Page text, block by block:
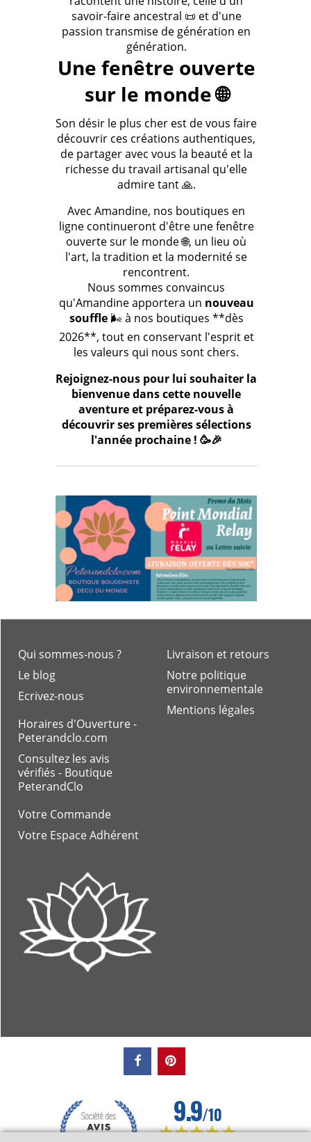
savoir-faire ancestral 📜 et d'une
passion transmise de génération en
génération.
Une fenêtre ouverte
sur le monde 🌐
Son désir le plus cher est de vous faire
découvrir ces créations authentiques,
de partager avec vous la beauté et la
richesse du travail artisanal qu'elle
admire tant 🙏.
Avec Amandine, nos boutiques en
ligne continueront d'être une fenêtre
ouverte sur le monde 🌐, un lieu où
l'art, la tradition et la modernité se
rencontrent.
Nous sommes convaincus
qu'Amandine apportera un nouveau
souffle🌬️ à nos boutiques **dès
2026**, tout en conservant l'esprit et
les valeurs qui nous sont chers.
Rejoignez-nous pour lui souhaiter la
bienvenue dans cette nouvelle
aventure et préparez-vous à
découvrir ses premières sélections
l'année prochaine ! 🥳🎉
Livraison et retours
Notre politique
environnementale
Mentions légales
Qui sommes-nous ?
Le blog
Ecrivez-nous
Horaires d'Ouverture -
Peterandclo.com
Consultez les avis
vérifiés - Boutique
PeterandClo
Votre Commande
Votre Espace Adhérent